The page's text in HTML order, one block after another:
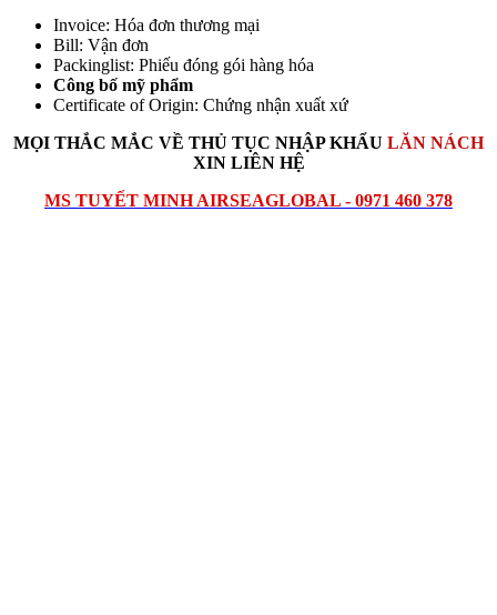
Invoice: Hóa đơn thương mại
Bill: Vận đơn
Packinglist: Phiếu đóng gói hàng hóa
Công bố mỹ phẩm
Certificate of Origin: Chứng nhận xuất xứ
MỌI THẮC MẮC VỀ THỦ TỤC NHẬP KHẨU LĂN NÁCH
XIN LIÊN HỆ
MS TUYẾT MINH AIRSEAGLOBAL - 0971 460 378